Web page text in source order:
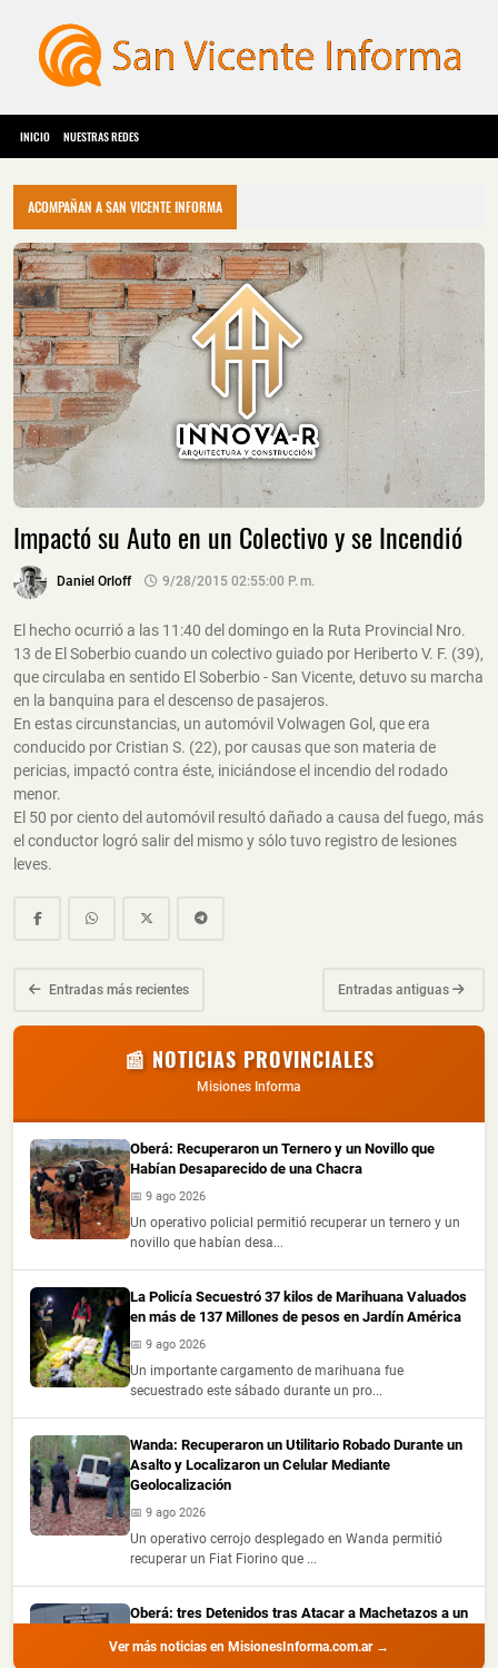
INICIO NUESTRAS REDES
ACOMPAÑAN A SAN VICENTE INFORMA
Impactó su Auto en un Colectivo y se Incendió
Daniel Orloff 9/28/2015 02:55:00 P. M.
El hecho ocurrió a las 11:40 del domingo en la Ruta Provincial Nro.
13 de El Soberbio cuando un colectivo guiado por Heriberto V. F. (39),
que circulaba en sentido El Soberbio - San Vicente, detuvo su marcha
en la banquina para el descenso de pasajeros.
En estas circunstancias, un automóvil Volwagen Gol, que era
conducido por Cristian S. (22), por causas que son materia de
pericias, impactó contra éste, iniciándose el incendio del rodado
menor.
El 50 por ciento del automóvil resultó dañado a causa del fuego, más
el conductor logró salir del mismo y sólo tuvo registro de lesiones
leves.
Entradas más recientes Entradas antiguas
📰 NOTICIAS PROVINCIALES
Misiones Informa
Oberá: Recuperaron un Ternero y un Novillo que
Habían Desaparecido de una Chacra
📅 9 ago 2026
Un operativo policial permitió recuperar un ternero y un
novillo que habían desa...
La Policía Secuestró 37 kilos de Marihuana Valuados
en más de 137 Millones de pesos en Jardín América
📅 9 ago 2026
Un importante cargamento de marihuana fue
secuestrado este sábado durante un pro...
Wanda: Recuperaron un Utilitario Robado Durante un
Asalto y Localizaron un Celular Mediante
Geolocalización
📅 9 ago 2026
Un operativo cerrojo desplegado en Wanda permitió
recuperar un Fiat Fiorino que ...
Oberá: tres Detenidos tras Atacar a Machetazos a un
Ver más noticias en MisionesInforma.com.ar →